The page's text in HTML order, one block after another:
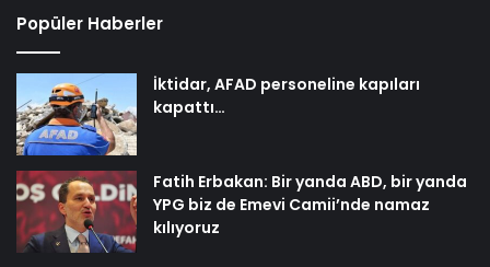
Popüler Haberler
İktidar, AFAD personeline kapıları
kapattı…
Fatih Erbakan: Bir yanda ABD, bir yanda
YPG biz de Emevi Camii’nde namaz
kılıyoruz